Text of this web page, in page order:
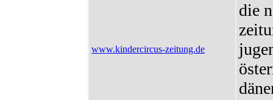
www.kindercircus-zeitung.de
die